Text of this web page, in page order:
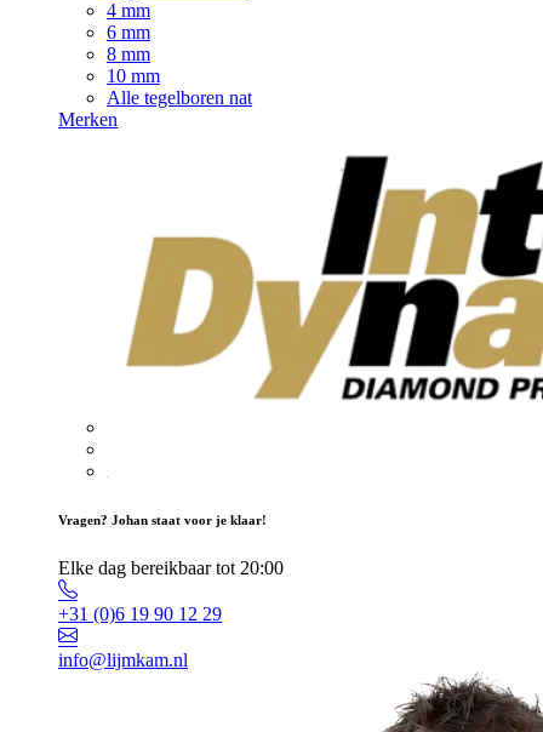
4 mm
6 mm
8 mm
10 mm
Alle tegelboren nat
Merken
Vragen? Johan staat voor je klaar!
Elke dag bereikbaar tot 20:00
+31 (0)6 19 90 12 29
info@lijmkam.nl